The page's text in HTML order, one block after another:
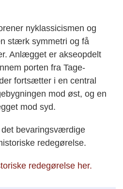
nyklassicismen og
stærk symmetri og få
Anlægget er akseopdelt
porten fra Tage-
fortsætter i en central
mod øst, og en
mod syd.
bevaringsværdige
redegørelse.
redegørelse her.